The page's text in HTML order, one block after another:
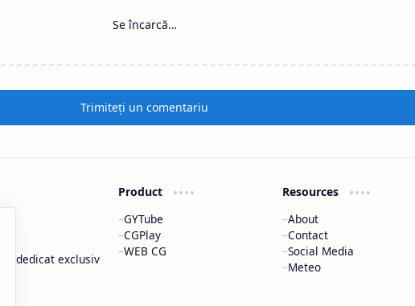
petrecerea de Ziua comunei
Înălţării domnului, oamenii din
Piscu Vechi sărbătoresc Ziua
comunei. Încă de la primele ore ale
Centrul de Colectare a
Poiana Mare
cunoscută ca fiind cea mai
mai bogată comună din
renumită pentru legumele de
mai bună calitate care…